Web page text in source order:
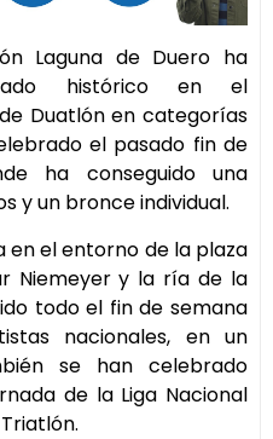
Laguna de Duero ha
histórico en el
Duatlón en categorías
el pasado fin de
ha conseguido una
y un bronce individual.
en el entorno de la plaza
Niemeyer y la ría de la
todo el fin de semana
nacionales, en un
se han celebrado
de la Liga Nacional